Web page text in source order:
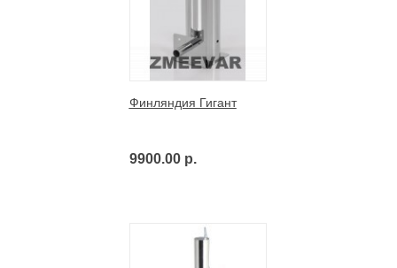
Финляндия Гигант
9900.00 р.